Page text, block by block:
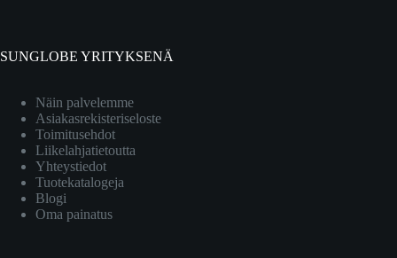
SUNGLOBE YRITYKSENÄ
Näin palvelemme
Asiakasrekisteriseloste
Toimitusehdot
Liikelahjatietoutta
Yhteystiedot
Tuotekatalogeja
Blogi
Oma painatus